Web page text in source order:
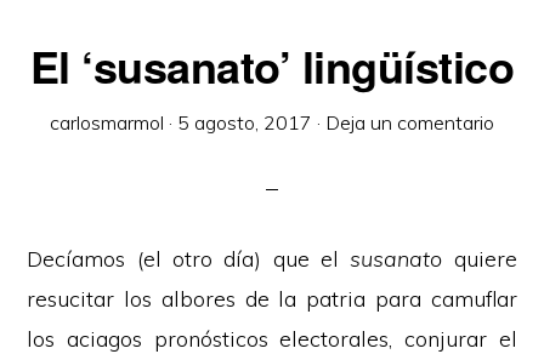
El ‘susanato’ lingüístico
carlosmarmol · 5 agosto, 2017 · Deja un comentario
Decíamos (el otro día) que elsusanato quiere
resucitar los albores de la patria para camuflar
los aciagos pronósticos electorales, conjurar el